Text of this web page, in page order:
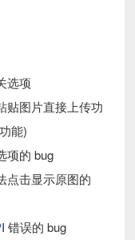
选项
贴图片直接上传功
能)
项的 bug
点击显示原图的
I 错误的 bug